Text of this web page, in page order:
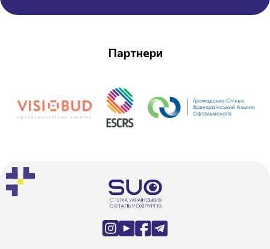
Партнери